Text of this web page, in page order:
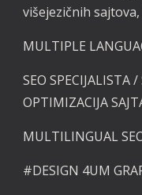
višejezičnih
MULTIPLE
SEO SPECIJALISTA
OPTIMIZACIJA
MULTILINGUAL
#DESIGN 4UM